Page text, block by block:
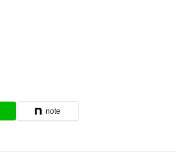
note